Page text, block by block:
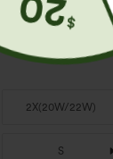
2X(20W/22W)
S